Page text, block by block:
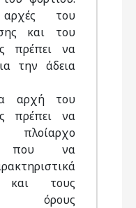
του
και του
πρέπει να
την άδεια
αρχή του
πρέπει να
πλοίαρχο
που να
και τους
όρους